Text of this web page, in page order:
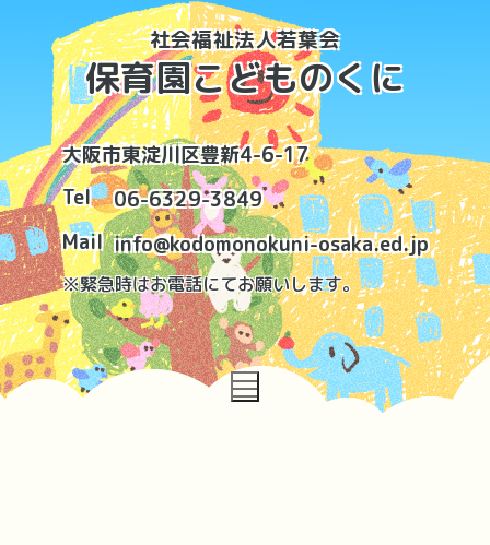
へ
ス
キ
ッ
プ
社会福祉法人若葉会
保育園こどものくに
大阪市東淀川区豊新4-6-17
Tel
06-6329-3849
Mail info@kodomonokuni-osaka.ed.jp
※緊急時はお電話にてお願いします。